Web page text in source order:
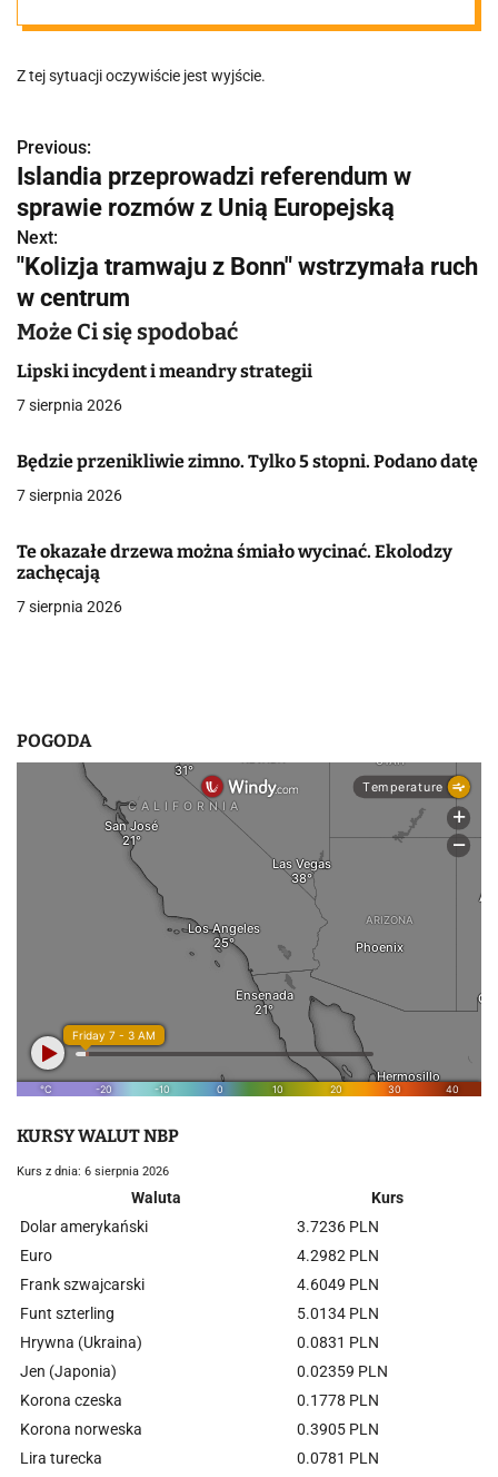
UPA-iny
Z tej sytuacji oczywiście jest wyjście.
N
a
w
g
a
c
j
a
p
i
Previous:
Islandia przeprowadzi referendum w
sprawie rozmów z Unią Europejską
Next:
"Kolizja tramwaju z Bonn" wstrzymała ruch
w centrum
Może Ci się spodobać
Lipski incydent i meandry strategii
7 sierpnia 2026
Będzie przenikliwie zimno. Tylko 5 stopni. Podano datę
7 sierpnia 2026
Te okazałe drzewa można śmiało wycinać. Ekolodzy
zachęcają
7 sierpnia 2026
POGODA
KURSY WALUT NBP
Kurs z dnia: 6 sierpnia 2026
Waluta
Kurs
Dolar amerykański
3.7236 PLN
Euro
4.2982 PLN
Frank szwajcarski
4.6049 PLN
Funt szterling
5.0134 PLN
Hrywna (Ukraina)
0.0831 PLN
Jen (Japonia)
0.02359 PLN
Korona czeska
0.1778 PLN
Korona norweska
0.3905 PLN
Lira turecka
0.0781 PLN